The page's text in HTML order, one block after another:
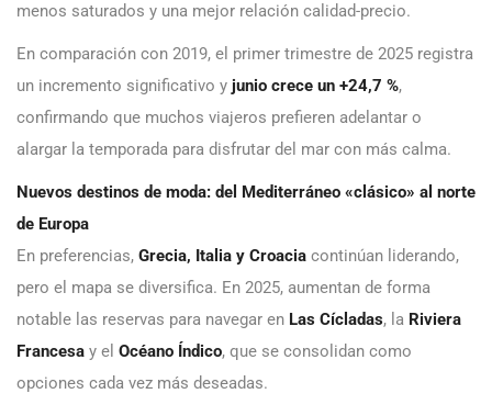
menos saturados y una mejor relación calidad-precio.
En comparación con 2019, el primer trimestre de 2025 registra
un incremento significativo y junio crece un +24,7 %,
confirmando que muchos viajeros prefieren adelantar o
alargar la temporada para disfrutar del mar con más calma.
Nuevos destinos de moda: del Mediterráneo «clásico» al norte
de Europa
En preferencias, Grecia, Italia y Croacia continúan liderando,
pero el mapa se diversifica. En 2025, aumentan de forma
notable las reservas para navegar en Las Cícladas, la Riviera
Francesa y el Océano Índico, que se consolidan como
opciones cada vez más deseadas.